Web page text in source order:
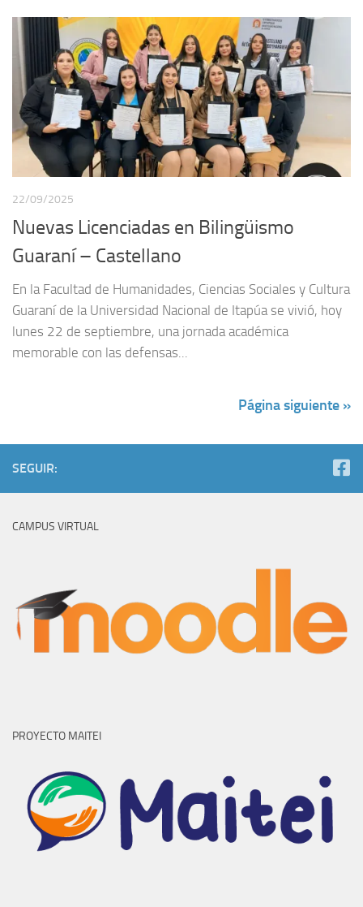
22/09/2025
Nuevas Licenciadas en Bilingüismo
Guaraní – Castellano
En la Facultad de Humanidades, Ciencias Sociales y Cultura
Guaraní de la Universidad Nacional de Itapúa se vivió, hoy
lunes 22 de septiembre, una jornada académica
memorable con las defensas...
Página siguiente »
SEGUIR:
CAMPUS VIRTUAL
PROYECTO MAITEI